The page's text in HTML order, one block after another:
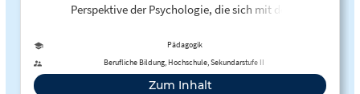
Perspektive der Psychologie, die sich mit der
Funktionen des Menschen beschäftigt, vorgestellt.
Pädagogik
Berufliche Bildung, Hochschule, Sekundarstufe II
Zum Inhalt